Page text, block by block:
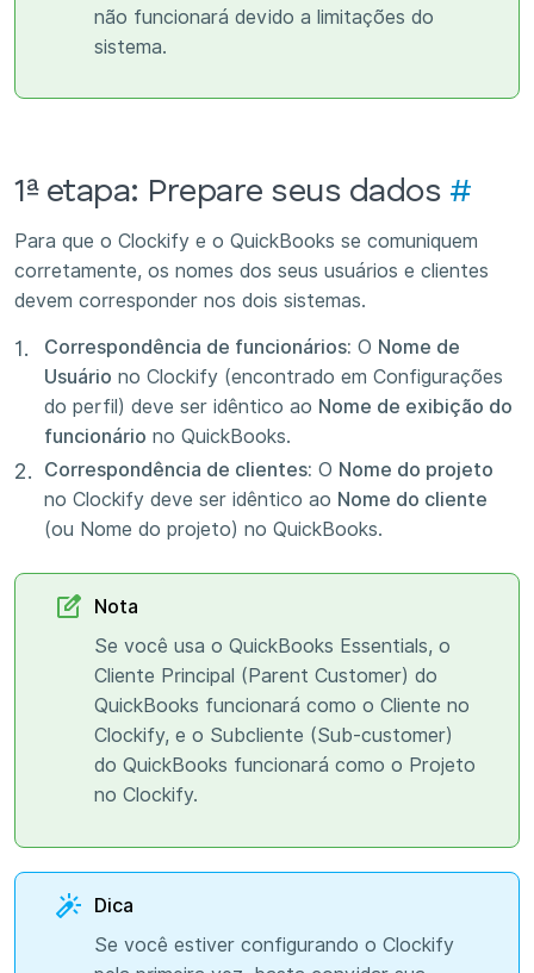
não funcionará devido a limitações do
sistema.
1ª etapa: Prepare seus dados #
Para que o Clockify e o QuickBooks se comuniquem
corretamente, os nomes dos seus usuários e clientes
devem corresponder nos dois sistemas.
Correspondência de funcionários: O Nome de
Usuário no Clockify (encontrado em Configurações
do perfil) deve ser idêntico ao Nome de exibição do
funcionário no QuickBooks.
Correspondência de clientes: O Nome do projeto
no Clockify deve ser idêntico ao Nome do cliente
(ou Nome do projeto) no QuickBooks.
Nota
Se você usa o QuickBooks Essentials, o
Cliente Principal (Parent Customer) do
QuickBooks funcionará como o Cliente no
Clockify, e o Subcliente (Sub-customer)
do QuickBooks funcionará como o Projeto
no Clockify.
Dica
Se você estiver configurando o Clockify